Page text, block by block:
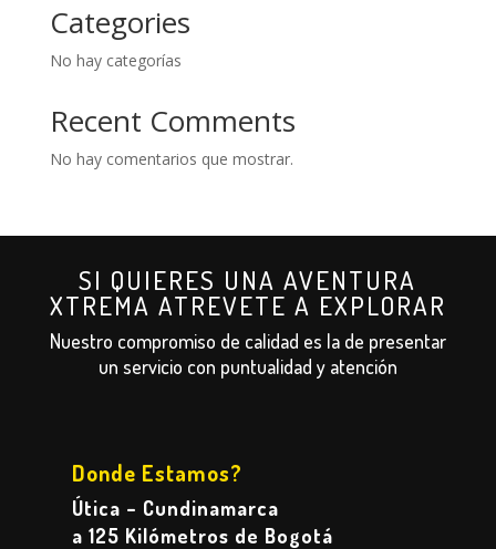
Categories
No hay categorías
Recent Comments
No hay comentarios que mostrar.
SI QUIERES UNA AVENTURA
XTREMA ATREVETE A EXPLORAR
Nuestro compromiso de calidad es la de presentar
un servicio con puntualidad y atención
Donde Estamos?
Útica – Cundinamarca
a 125 Kilómetros de Bogotá